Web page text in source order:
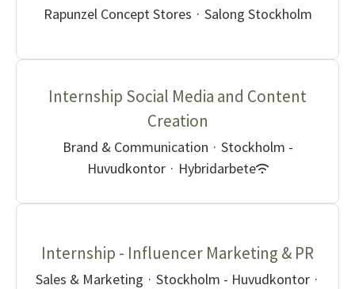
Rapunzel Concept Stores · Salong Stockholm
Internship Social Media and Content
Creation
Brand & Communication · Stockholm -
Huvudkontor · Hybridarbete
Internship - Influencer Marketing & PR
Sales & Marketing · Stockholm - Huvudkontor ·